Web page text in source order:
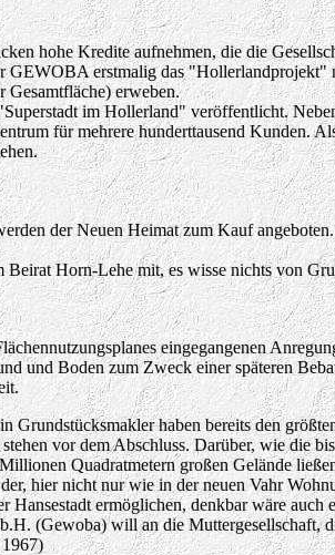
hohe Kredite aufnehmen, die die
erstmalig das
erweben.
im Hollerland" veröffentlicht.
für mehrere hunderttausend Kunden.
der Neuen Heimat zum Kauf
Beirat Horn-Lehe mit, es wisse nichts von
eingegangenen
und Boden zum Zweck einer späteren
Grundstücksmakler haben bereits den
vor dem Abschluss. Darüber, wie die
Quadratmetern großen Gelände
hier nicht nur wie in der neuen Vahr
Hansestadt ermöglichen, denkbar wäre
(Gewoba) will an die Muttergesellschaft,